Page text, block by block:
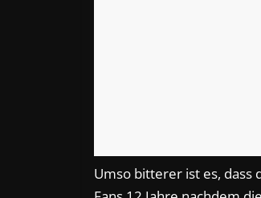
Umso bitterer ist es, dass